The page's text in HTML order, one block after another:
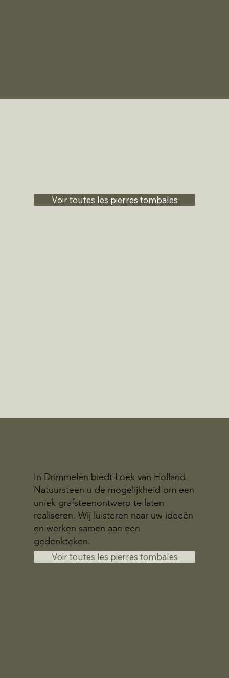
Voir toutes les pierres tombales
In Drimmelen biedt Loek van Holland
Natuursteen u de mogelijkheid om een
uniek grafsteenontwerp te laten
realiseren. Wij luisteren naar uw ideeën
en werken samen aan een
gedenkteken.
Voir toutes les pierres tombales